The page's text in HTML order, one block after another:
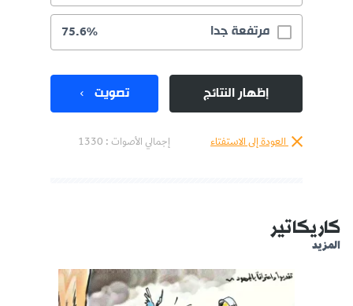
مرتفعة جدا 75.6%
إظهار النتائج تصويت
العودة إلى الاستفتاء إجمالي الأصوات : 1330
كاريكاتير
المزيد